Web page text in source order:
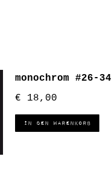
monochrom #26-34
€ 18,00
In den Warenkorb